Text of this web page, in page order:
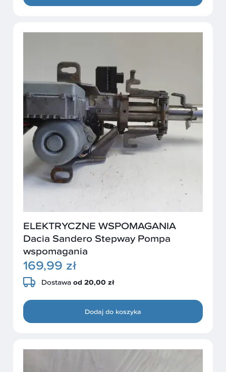
ELEKTRYCZNE WSPOMAGANIA
Dacia Sandero Stepway Pompa
wspomagania
169,99 zł
Dostawa od 20,00 zł
Dodaj do koszyka